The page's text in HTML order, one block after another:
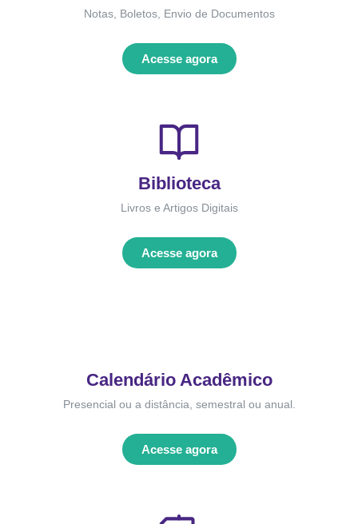
Notas, Boletos, Envio de Documentos
Acesse agora
Biblioteca
Livros e Artigos Digitais
Acesse agora
Calendário Acadêmico
Presencial ou a distância, semestral ou anual.
Acesse agora